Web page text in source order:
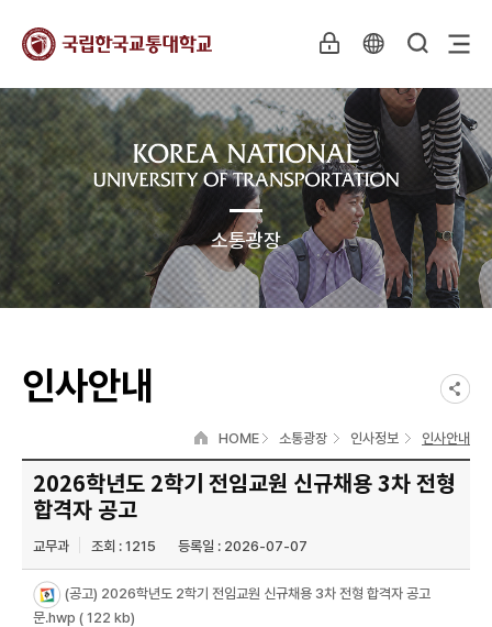
소통광장
인사안내
HOME 소통광장 인사정보 인사안내
2026학년도 2학기 전임교원 신규채용 3차 전형
합격자 공고
교무과 조회 : 1215 등록일 : 2026-07-07
(공고) 2026학년도 2학기 전임교원 신규채용 3차 전형 합격자 공고
문.hwp ( 122 kb)